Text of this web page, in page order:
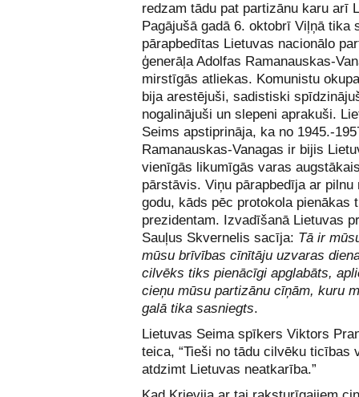
redzam tādu pat partizānu karu arī
Pagājušā gadā 6. oktobrī Viļņā tika
pārapbedītas Lietuvas nacionālo
ģenerāļa Adolfas Ramanauskas-
mirstīgās atliekas. Komunistu
bija arestējuši, sadistiski
nogalinājuši un slepeni aprakuši.
Seims apstiprināja, ka no 1945.-
Ramanauskas-Vanagas ir bijis
vienīgās likumīgās varas
pārstāvis. Viņu pārapbedīja ar pilnu
godu, kāds pēc protokola pienākas
prezidentam. Izvadīšanā Lietuvas
Sauļus Skvernelis sacīja: Tā ir
mūsu brīvības cīnītāju uzvaras
cilvēks tiks pienācīgi apglabāts,
cieņu mūsu partizānu cīņām, kuru
galā tika sasniegts.
Lietuvas Seima spīkers Viktors
teica, “Tieši no tādu cilvēku ticības
atdzimt Lietuvas neatkarība.”